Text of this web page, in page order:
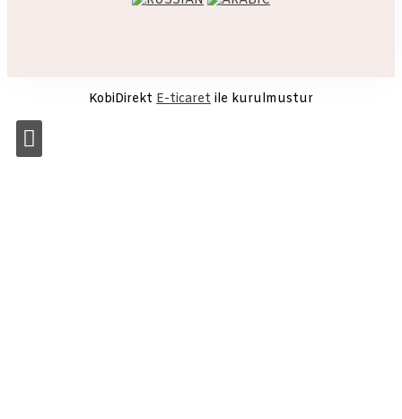
KobiDirekt E-ticaret ile kurulmustur